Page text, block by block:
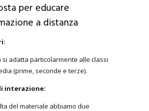
per educare
a distanza
si adatta particolarmente alle classi
(prime, seconde e terze).
interazione:
del materiale abbiamo due